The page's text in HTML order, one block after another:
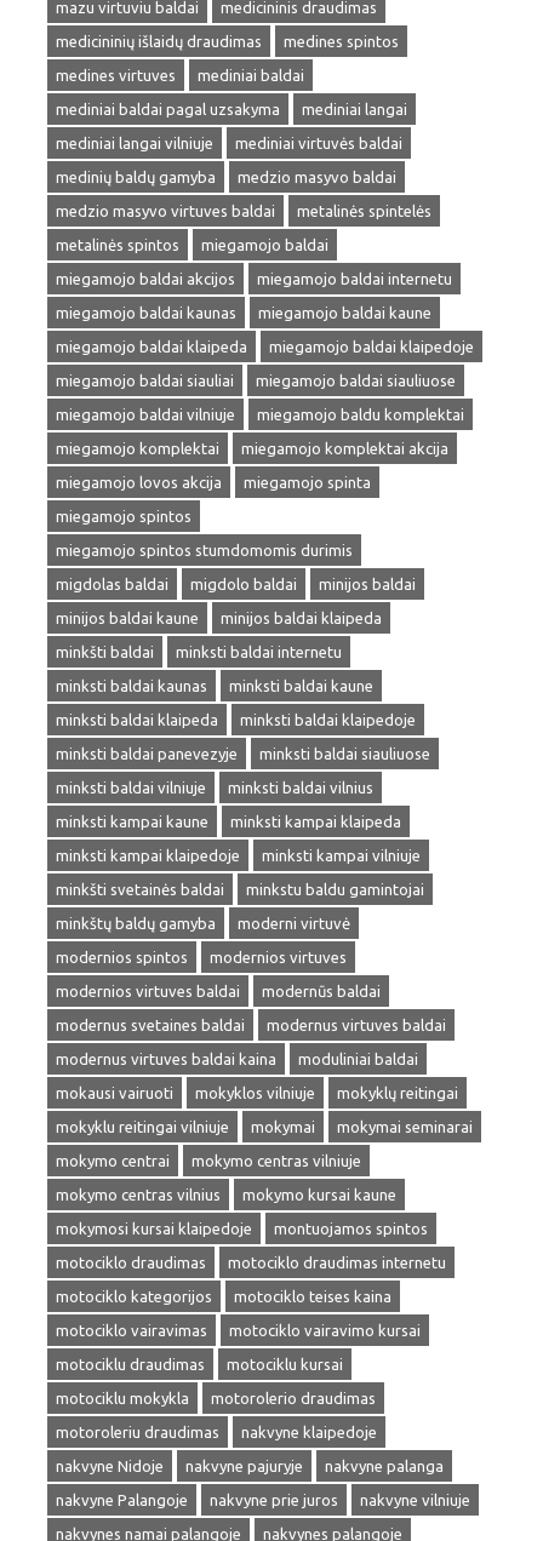
mazu virtuviu baldai
medicininis draudimas
medicininių išlaidų draudimas
medines spintos
medines virtuves
mediniai baldai
mediniai baldai pagal uzsakyma
mediniai langai
mediniai langai vilniuje
mediniai virtuvės baldai
medinių baldų gamyba
medzio masyvo baldai
medzio masyvo virtuves baldai
metalinės spintelės
metalinės spintos
miegamojo baldai
miegamojo baldai akcijos
miegamojo baldai internetu
miegamojo baldai kaunas
miegamojo baldai kaune
miegamojo baldai klaipeda
miegamojo baldai klaipedoje
miegamojo baldai siauliai
miegamojo baldai siauliuose
miegamojo baldai vilniuje
miegamojo baldu komplektai
miegamojo komplektai
miegamojo komplektai akcija
miegamojo lovos akcija
miegamojo spinta
miegamojo spintos
miegamojo spintos stumdomomis durimis
migdolas baldai
migdolo baldai
minijos baldai
minijos baldai kaune
minijos baldai klaipeda
minkšti baldai
minksti baldai internetu
minksti baldai kaunas
minksti baldai kaune
minksti baldai klaipeda
minksti baldai klaipedoje
minksti baldai panevezyje
minksti baldai siauliuose
minksti baldai vilniuje
minksti baldai vilnius
minksti kampai kaune
minksti kampai klaipeda
minksti kampai klaipedoje
minksti kampai vilniuje
minkšti svetainės baldai
minkstu baldu gamintojai
minkštų baldų gamyba
moderni virtuvė
modernios spintos
modernios virtuves
modernios virtuves baldai
modernūs baldai
modernus svetaines baldai
modernus virtuves baldai
modernus virtuves baldai kaina
moduliniai baldai
mokausi vairuoti
mokyklos vilniuje
mokyklų reitingai
mokyklu reitingai vilniuje
mokymai
mokymai seminarai
mokymo centrai
mokymo centras vilniuje
mokymo centras vilnius
mokymo kursai kaune
mokymosi kursai klaipedoje
montuojamos spintos
motociklo draudimas
motociklo draudimas internetu
motociklo kategorijos
motociklo teises kaina
motociklo vairavimas
motociklo vairavimo kursai
motociklu draudimas
motociklu kursai
motociklu mokykla
motorolerio draudimas
motoroleriu draudimas
nakvyne klaipedoje
nakvyne Nidoje
nakvyne pajuryje
nakvyne palanga
nakvyne Palangoje
nakvyne prie juros
nakvyne vilniuje
nakvynes namai palangoje
nakvynes palangoje